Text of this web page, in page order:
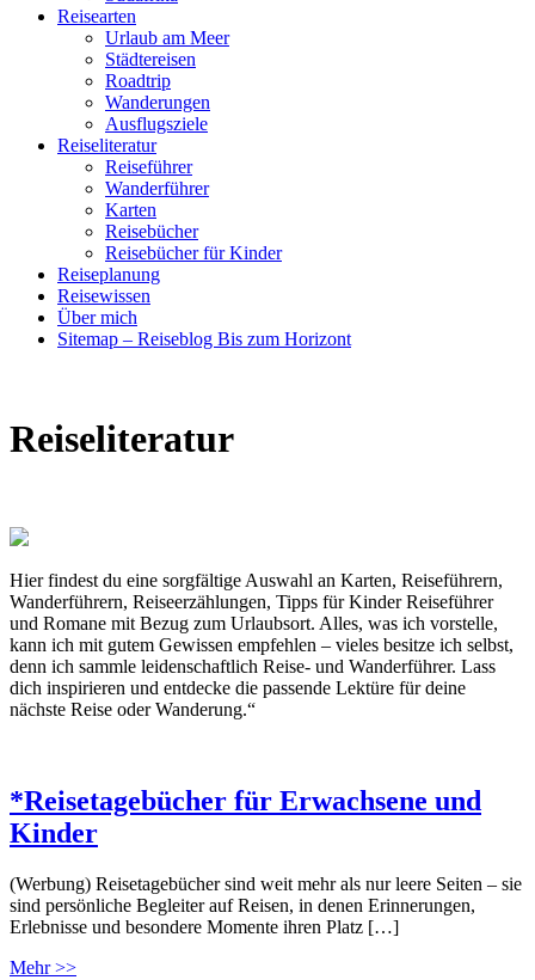
Reisearten
Urlaub am Meer
Städtereisen
Roadtrip
Wanderungen
Ausflugsziele
Reiseliteratur
Reiseführer
Wanderführer
Karten
Reisebücher
Reisebücher für Kinder
Reiseplanung
Reisewissen
Über mich
Sitemap – Reiseblog Bis zum Horizont
Reiseliteratur
Hier findest du eine sorgfältige Auswahl an Karten, Reiseführern,
Wanderführern, Reiseerzählungen, Tipps für Kinder Reiseführer
und Romane mit Bezug zum Urlaubsort. Alles, was ich vorstelle,
kann ich mit gutem Gewissen empfehlen – vieles besitze ich selbst,
denn ich sammle leidenschaftlich Reise- und Wanderführer. Lass
dich inspirieren und entdecke die passende Lektüre für deine
nächste Reise oder Wanderung.“
*Reisetagebücher für Erwachsene und
Kinder
(Werbung) Reisetagebücher sind weit mehr als nur leere Seiten – sie
sind persönliche Begleiter auf Reisen, in denen Erinnerungen,
Erlebnisse und besondere Momente ihren Platz […]
Mehr >>